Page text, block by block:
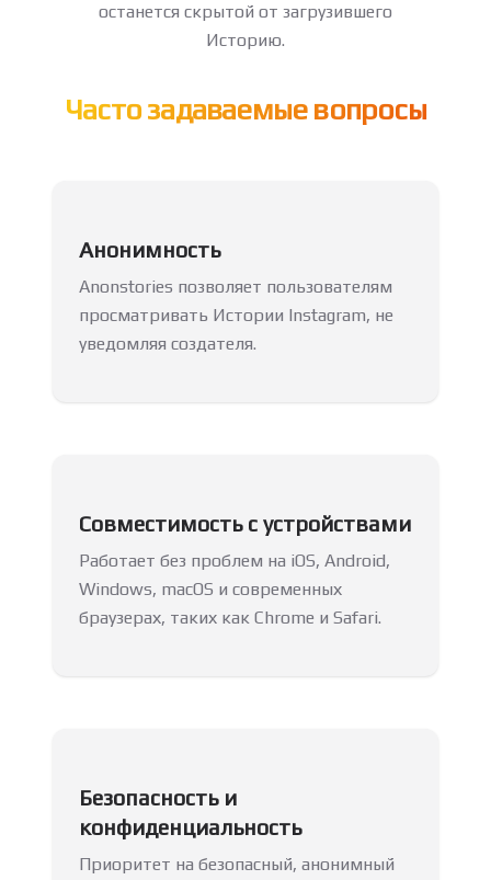
останется скрытой от загрузившего
Историю.
Часто задаваемые вопросы
Анонимность
Anonstories позволяет пользователям
просматривать Истории Instagram, не
уведомляя создателя.
Совместимость с устройствами
Работает без проблем на iOS, Android,
Windows, macOS и современных
браузерах, таких как Chrome и Safari.
Безопасность и
конфиденциальность
Приоритет на безопасный, анонимный